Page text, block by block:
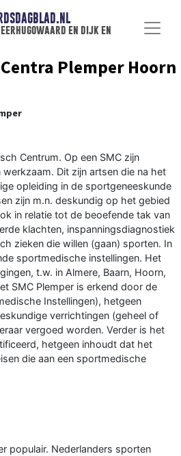
en dijk en
Plemper Hoorn
Centrum. Op een SMC zijn
Dit zijn artsen die na het
opleiding in de sportgeneeskunde
zijn m.n. deskundig op het gebied
in relatie tot de beoefende tak van
klachten, inspanningsdiagnostiek
zieken die willen (gaan) sporten. In
sportmedische instellingen. Het
t.w. in Almere, Baarn, Hoorn,
SMC Plemper is erkend door de
Instellingen), hetgeen
verrichtingen (geheel of
vergoed worden. Verder is het
hetgeen inhoudt dat het
die aan een sportmedische
populair. Nederlanders sporten